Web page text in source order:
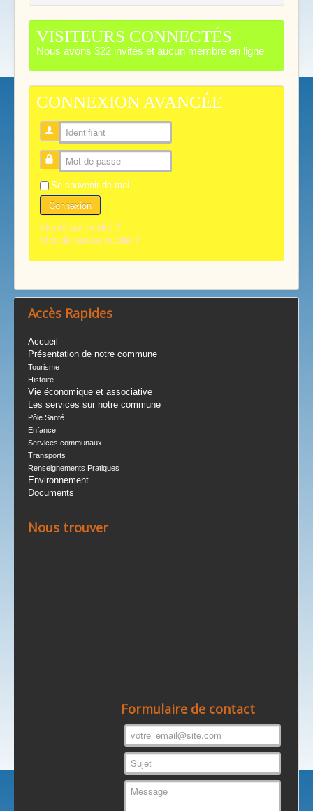
VISITEURS CONNECTÉS
Nous avons 322 invités et aucun membre en ligne
CONNEXION AVANCÉE
Identifiant
Mot de passe
Se souvenir de moi
Connexion
Identifiant oublié ?
Mot de passe oublié ?
Accès Rapides
Accueil
Présentation de notre commune
Tourisme
Histoire
Vie économique et associative
Les services sur notre commune
Pôle Santé
Enfance
Services communaux
Transports
Renseignements Pratiques
Environnement
Documents
Nous trouver
Formulaire de contact